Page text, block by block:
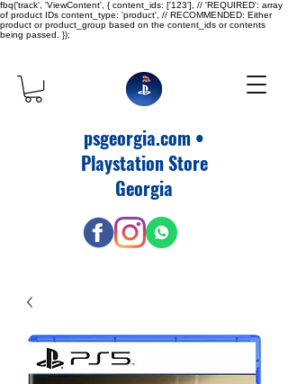
fbq('track', 'ViewContent', { content_ids: ['123'], // 'REQUIRED': array
of product IDs content_type: 'product', // RECOMMENDED: Either
product or product_group based on the content_ids or contents
being passed. });
psgeorgia.com •
Playstation Store
Georgia